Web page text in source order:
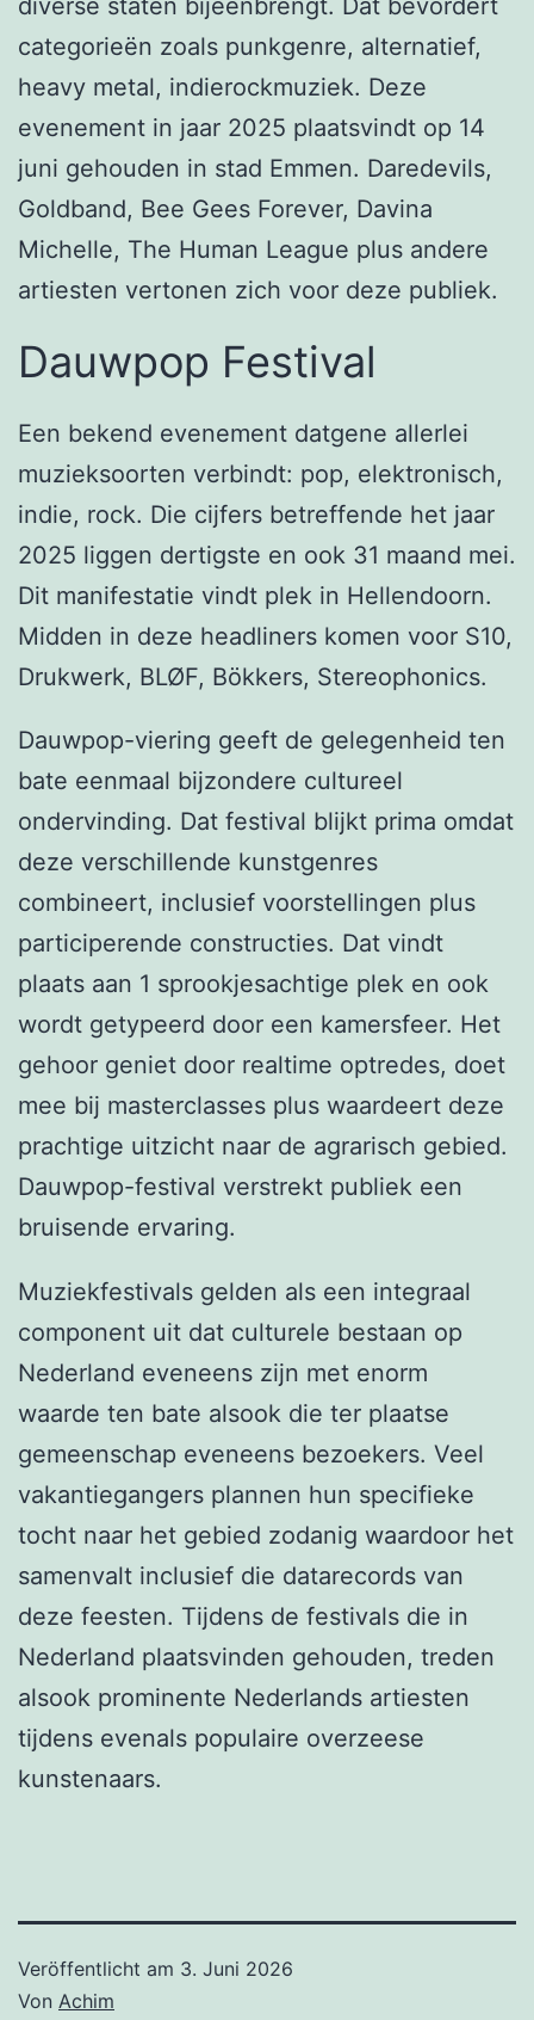
categorieën zoals punkgenre, alternatief,
heavy metal, indierockmuziek. Deze
evenement in jaar 2025 plaatsvindt op 14
juni gehouden in stad Emmen. Daredevils,
Goldband, Bee Gees Forever, Davina
Michelle, The Human League plus andere
artiesten vertonen zich voor deze publiek.
Dauwpop Festival
Een bekend evenement datgene allerlei
muzieksoorten verbindt: pop, elektronisch,
indie, rock. Die cijfers betreffende het jaar
2025 liggen dertigste en ook 31 maand mei.
Dit manifestatie vindt plek in Hellendoorn.
Midden in deze headliners komen voor S10,
Drukwerk, BLØF, Bökkers, Stereophonics.
Dauwpop-viering geeft de gelegenheid ten
bate eenmaal bijzondere cultureel
ondervinding. Dat festival blijkt prima omdat
deze verschillende kunstgenres
combineert, inclusief voorstellingen plus
participerende constructies. Dat vindt
plaats aan 1 sprookjesachtige plek en ook
wordt getypeerd door een kamersfeer. Het
gehoor geniet door realtime optredes, doet
mee bij masterclasses plus waardeert deze
prachtige uitzicht naar de agrarisch gebied.
Dauwpop-festival verstrekt publiek een
bruisende ervaring.
Muziekfestivals gelden als een integraal
component uit dat culturele bestaan op
Nederland eveneens zijn met enorm
waarde ten bate alsook die ter plaatse
gemeenschap eveneens bezoekers. Veel
vakantiegangers plannen hun specifieke
tocht naar het gebied zodanig waardoor het
samenvalt inclusief die datarecords van
deze feesten. Tijdens de festivals die in
Nederland plaatsvinden gehouden, treden
alsook prominente Nederlands artiesten
tijdens evenals populaire overzeese
kunstenaars.
Veröffentlicht am 3. Juni 2026
Von Achim